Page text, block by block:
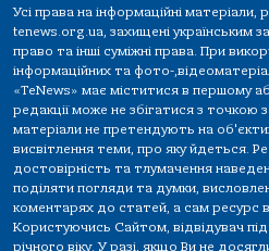
Усі права на інформаційні матеріали,
tenews.org.ua, захищені українським
право та інші суміжні права. При
інформаційних та фото-
«TeNews» має міститися в першому
редакції може не збігатися з точкою
матеріали не претендують на
висвітлення теми, про яку йдеться.
достовірність та тлумачення
поділяти погляди та думки,
коментарях до статей, а сам ресурс
Користуючись Сайтом, відвідувач
річного віку. У разі, якщо Ви не